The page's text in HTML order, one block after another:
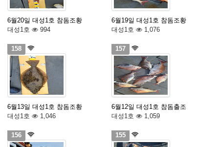
6월20일 대성1호 참돔조황
대성1호
994
6월19일 대성1호 참돔조황
대성1호
1,076
158
6월13일 대성1호 참돔조황
대성1호
1,046
157
6월12일 대성1호 참돔출조
대성1호
1,059
156 155